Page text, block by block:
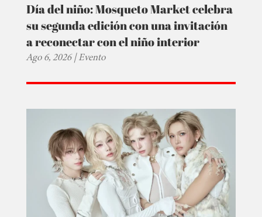
Día del niño: Mosqueto Market celebra
su segunda edición con una invitación
a reconectar con el niño interior
Ago 6, 2026|Evento